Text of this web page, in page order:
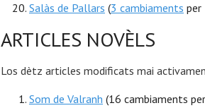
Salàs de Pallars (3 cambiaments per
ARTICLES NOVÈLS
Los dètz articles modificats mai
Som de Valranh (16 cambiaments